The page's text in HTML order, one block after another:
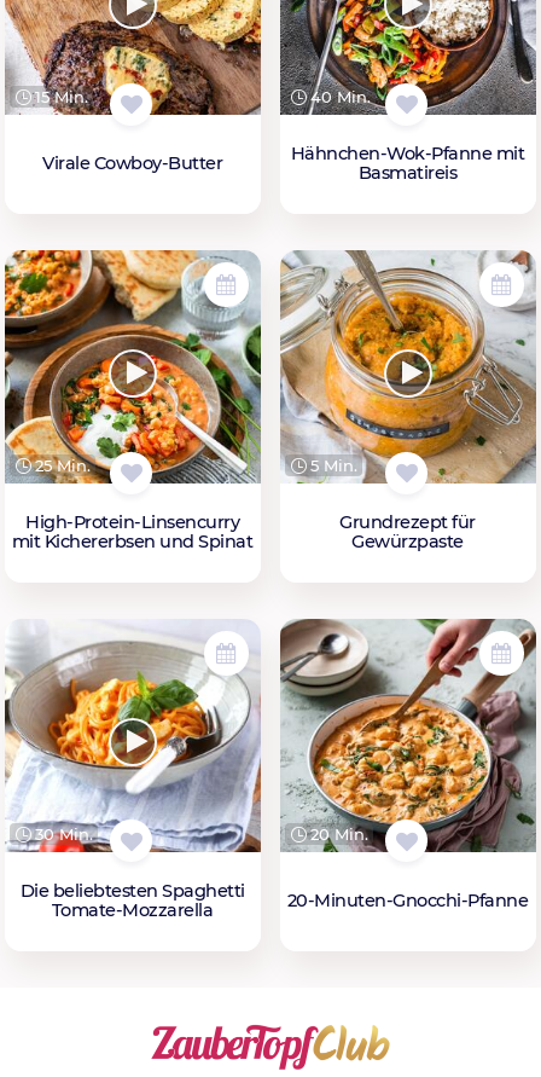
15 Min.
Virale Cowboy-Butter
40 Min.
Hähnchen-Wok-Pfanne mit
Basmatireis
25 Min.
High-Protein-Linsencurry
mit Kichererbsen und Spinat
5 Min.
Grundrezept für
Gewürzpaste
30 Min.
Die beliebtesten Spaghetti
Tomate-Mozzarella
20 Min.
20-Minuten-Gnocchi-Pfanne